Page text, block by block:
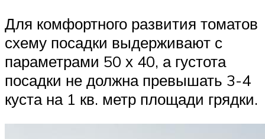
Для комфортного развития томатов
схему посадки выдерживают с
параметрами 50 х 40, а густота
посадки не должна превышать 3-4
куста на 1 кв. метр площади грядки.